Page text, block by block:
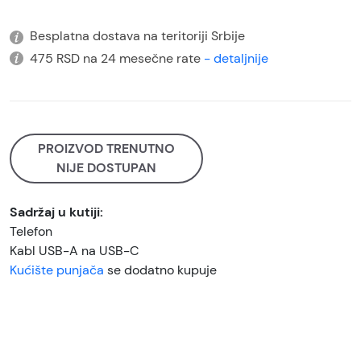
Besplatna dostava na teritoriji Srbije
475 RSD na 24 mesečne rate - detaljnije
PROIZVOD TRENUTNO
NIJE DOSTUPAN
Sadržaj u kutiji:
Telefon
Kabl USB-A na USB-C
Kućište punjača se dodatno kupuje